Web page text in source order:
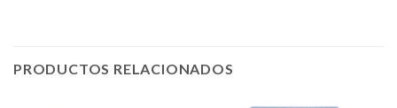
PRODUCTOS RELACIONADOS